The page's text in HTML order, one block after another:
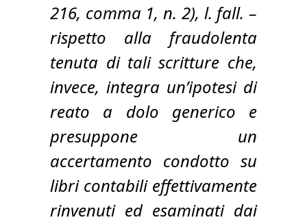
216, comma 1, n. 2), l. fall. –
rispetto alla fraudolenta
tenuta di tali scritture che,
invece, integra un’ipotesi di
reato a dolo generico e
presuppone un
accertamento condotto su
libri contabili effettivamente
rinvenuti ed esaminati dai